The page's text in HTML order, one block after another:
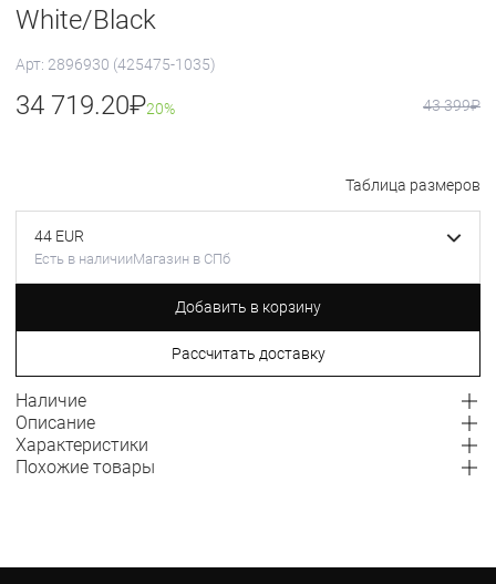
White/Black
Арт: 2896930 (425475-1035)
34 719.20₽20% 43 399₽
Таблица размеров
44 EUR
Есть в наличииМагазин в СПб
Добавить в корзину
Рассчитать доставку
Наличие
Описание
Характеристики
Похожие товары